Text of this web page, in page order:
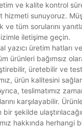
ve kalite kontrol
hizmeti sunuyoruz.
ve tüm sorularını
iletişime geçin.
yazıcı üretim hatları
ürünleri bağımsız
üretebilir ve
ürün kalitesini
teslimatımız
karşılayabilir.
şekilde
hakkında herhangi